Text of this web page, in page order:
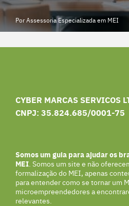
Por Assessoria Especializada em MEI
CYBER MARCAS SERVICOS
CNPJ: 35.824.685/0001-75
Somos um guia para ajudar os
MEI . Somos um site e não
formalização do MEI, apenas
para entender como se tornar um
microempreendedores a
relevantes.